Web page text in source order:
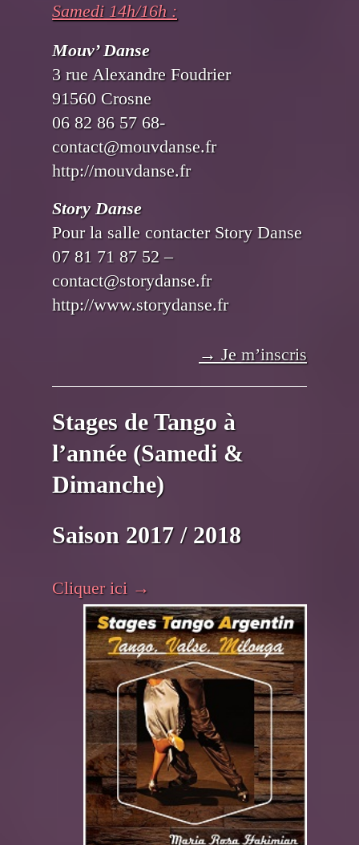
Samedi 14h/16h :
Mouv’ Danse
3 rue Alexandre Foudrier
91560 Crosne
06 82 86 57 68-
contact@mouvdanse.fr
http://mouvdanse.fr
Story Danse
Pour la salle contacter Story Danse
07 81 71 87 52 –
contact@storydanse.fr
http://www.storydanse.fr
→ Je m’inscris
Stages de Tango à
l’année (Samedi &
Dimanche)
Saison 2017 / 2018
Cliquer ici →